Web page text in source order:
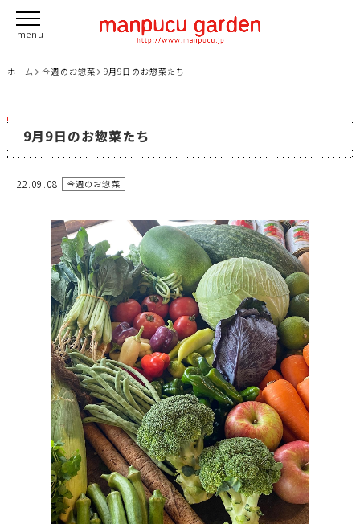
ホーム 今週のお惣菜 9月9日のお惣菜たち
9月9日のお惣菜たち
22.09.08 今週のお惣菜